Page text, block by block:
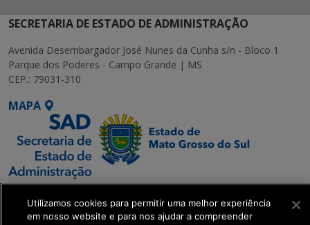
SECRETARIA DE ESTADO DE ADMINISTRAÇÃO
Avenida Desembargador José Nunes da Cunha s/n - Bloco 1
Parque dos Poderes - Campo Grande | MS
CEP.: 79031-310
MAPA
SETDIG | Secretaria-
Executiva de
Utilizamos cookies para permitir uma melhor experiência
em nosso website e para nos ajudar a compreender